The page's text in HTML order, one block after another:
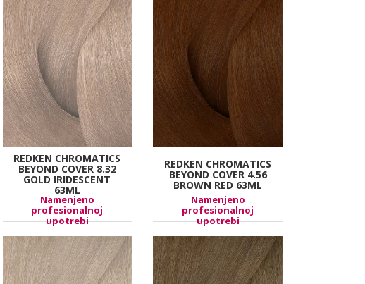
REDKEN CHROMATICS
BEYOND COVER 8.32
GOLD IRIDESCENT
63ML
Namenjeno
profesionalnoj
upotrebi
REDKEN CHROMATICS
BEYOND COVER 4.56
BROWN RED 63ML
Namenjeno
profesionalnoj
upotrebi